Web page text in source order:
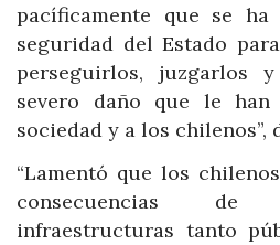
pacíficamente que se
seguridad del Estado
perseguirlos, juzgarlos
severo daño que le
sociedad y a los chilenos”,
“Lamentó que los
consecuencias de
infraestructuras tanto